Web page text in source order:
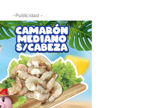
-Publicidad -